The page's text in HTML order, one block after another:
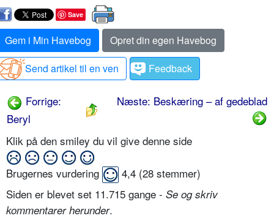
Save
Gem i Min Havebog
Opret din egen Havebog
Send artikel til en ven
Feedback
Forrige:
Beryl
Næste: Beskæring – af gedeblad
Klik på den smiley du vil give denne side
Brugernes vurdering 4,4 (28 stemmer)
Siden er blevet set 11.715 gange - Se og skriv
kommentarer herunder.